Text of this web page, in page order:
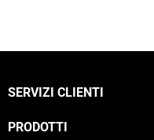
SERVIZI CLIENTI
PRODOTTI